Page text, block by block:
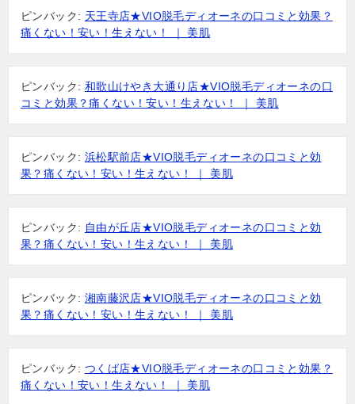
ピンバック: 天王寺店★VIO脱毛ディオーネの口コミと効果？
痛くない！安い！生えない！ ｜ 美肌
ピンバック: 和歌山けやき大通り店★VIO脱毛ディオーネの口
コミと効果？痛くない！安い！生えない！ ｜ 美肌
ピンバック: 浜松駅前店★VIO脱毛ディオーネの口コミと効
果？痛くない！安い！生えない！ ｜ 美肌
ピンバック: 自由が丘店★VIO脱毛ディオーネの口コミと効
果？痛くない！安い！生えない！ ｜ 美肌
ピンバック: 湘南藤沢店★VIO脱毛ディオーネの口コミと効
果？痛くない！安い！生えない！ ｜ 美肌
ピンバック: つくば店★VIO脱毛ディオーネの口コミと効果？
痛くない！安い！生えない！ ｜ 美肌